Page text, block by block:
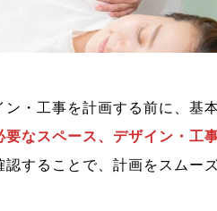
・工事を計画する前に、基
なスペース、デザイン・工
することで、計画をスムー